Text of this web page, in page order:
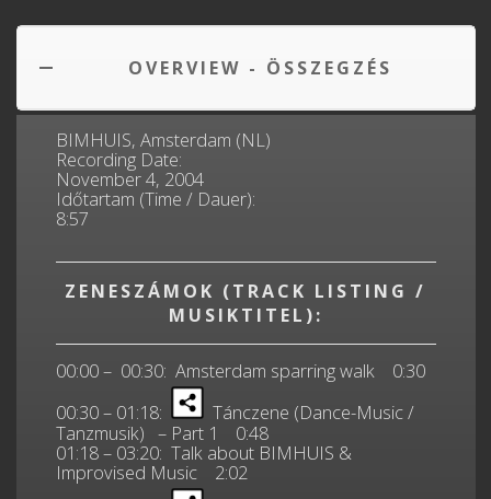
OVERVIEW - ÖSSZEGZÉS
BIMHUIS, Amsterdam (NL)
Recording Date:
November 4, 2004
Időtartam (Time / Dauer):
8:57
ZENESZÁMOK (TRACK LISTING /
MUSIKTITEL):
00:00 – 00:30: Amsterdam sparring walk 0:30
00:30 – 01:18:
Tánczene (Dance-Music /
Tanzmusik) – Part 1 0:48
01:18 – 03:20: Talk about BIMHUIS &
Improvised Music 2:02